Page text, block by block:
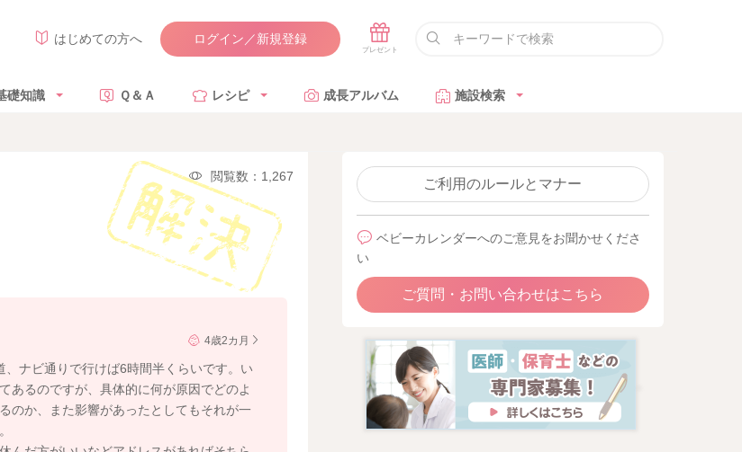
はじめての方へ ログイン／新規登録
礎知識 Ｑ＆Ａ レシピ 成長アルバム 施設検索
閲覧数：1,267
4歳2カ月
ナビ通りで行けば6時間半くらいです。い
あるのですが、具体的に何が原因でどのよ
のか、また影響があったとしてもそれが一
ご利用のルールとマナー
ベビーカレンダーへのご意見をお聞かせくださ
い
ご質問・お問い合わせはこちら